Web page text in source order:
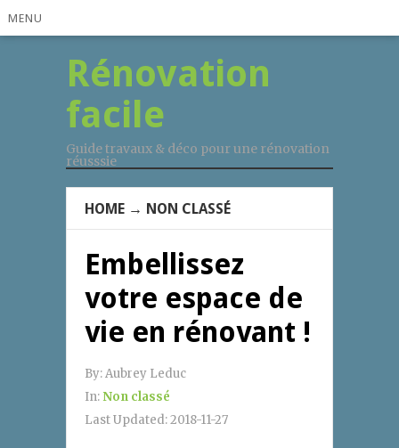
MENU
Rénovation
facile
Guide travaux & déco pour une rénovation
réusssie
HOME → NON CLASSÉ
Embellissez
votre espace de
vie en rénovant !
By:Aubrey Leduc
In:Non classé
Last Updated:2018-11-27